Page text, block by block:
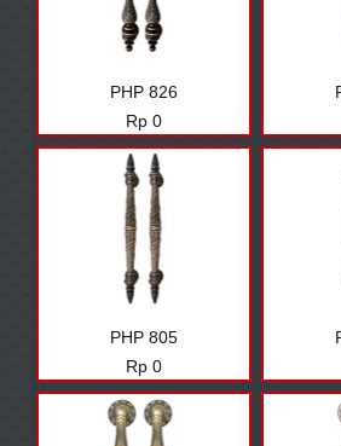
PHP 826
Harga
Rp 0
PHP 805
Harga
Rp 0